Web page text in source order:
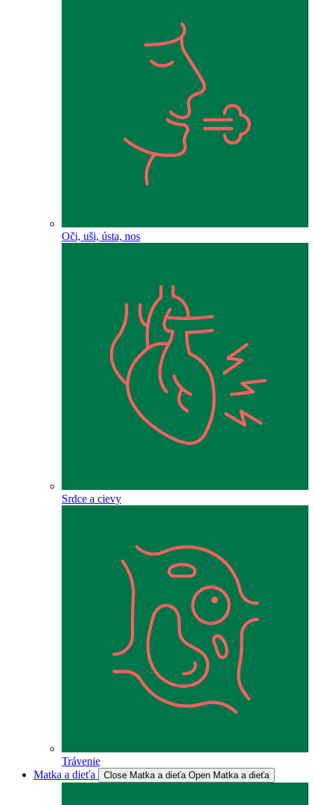
Oči, uši, ústa, nos
Srdce a cievy
Trávenie
Matka a dieťa
Close Matka a dieťa Open Matka a dieťa